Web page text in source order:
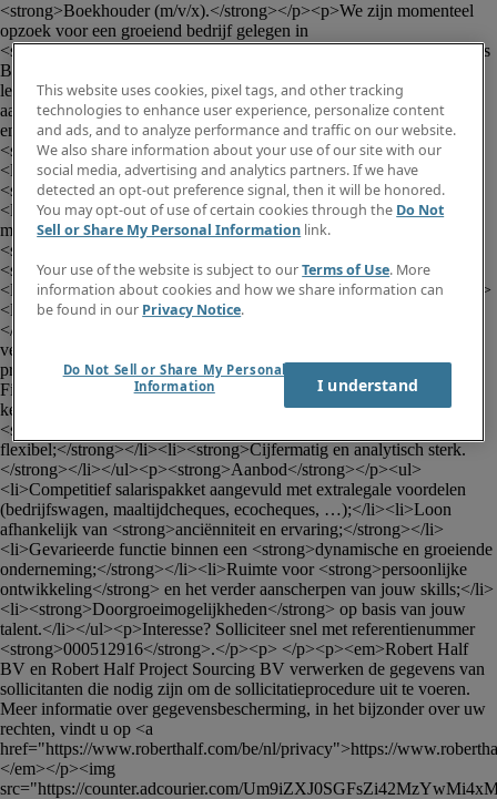
<strong>Boekhouder (m/v/x).</strong></p><p>We zijn momenteel
opzoek voor een groeiend bedrijf gelegen in
<strong>Desteldonk</strong>.</p><p><strong>Jouw takenpakket als
Boekhouder</strong></p><ul><li>Klanten-en
leveranciersboekhouiding;</li><li>Uitvoeren van de <strong>btw-
aangiftes;</strong></li><li>Opstellen van <strong>Intrastat</strong>
en <strong>IC-listings;</strong></li><li>Verantwoordelijk voor de
<strong>maandelijkse- en jaarlijkse afsluitingen;</strong></li>
<li>Voorbereiden van de audits;</li><li>Opmaken van
<strong>verslagen voor de raad van bestuur;</strong></li>
<li>Opstellen en analyseren van <strong>prijscalculaties en
margeberekeningen;</strong></li><li>Controleren en valideren van
<strong>Bill of Materials (BOM);</strong></li><li>Uitwerken van
<strong>rapporteringen</strong> (kosten, marges, afwijkingen);</li>
<li><strong>Opvolgen van contracten</strong> met leveranciers;</li>
<li>Monitoren en actualiseren van <strong>inkoopprijzen;</strong>
</li><li>Actief <strong>meedenken over procesoptimalisatie en
vereenvoudiging.</strong></li></ul><p><strong>Jouw
profiel</strong></p><ul><li>Bachelor <strong>Accountancy-
Fiscaliteit</strong> of gelijkwaardig door ervaring;</li><li>Sterke
kennis <strong>Nederlands</strong> en goede kennis
<strong>Engels;</strong></li><li><strong>Gedreven, leergierig en
flexibel;</strong></li><li><strong>Cijfermatig en analytisch sterk.
</strong></li></ul><p><strong>Aanbod</strong></p><ul>
<li>Competitief salarispakket aangevuld met extralegale voordelen
(bedrijfswagen, maaltijdcheques, ecocheques, …);</li><li>Loon
afhankelijk van <strong>anciënniteit en ervaring;</strong></li>
<li>Gevarieerde functie binnen een <strong>dynamische en groeiende
onderneming;</strong></li><li>Ruimte voor <strong>persoonlijke
ontwikkeling</strong> en het verder aanscherpen van jouw skills;</li>
<li><strong>Doorgroeimogelijkheden</strong> op basis van jouw
talent.</li></ul><p>Interesse? Solliciteer snel met referentienummer
<strong>000512916</strong>.</p><p> </p><p><em>Robert Half
BV en Robert Half Project Sourcing BV verwerken de gegevens van
sollicitanten die nodig zijn om de sollicitatieprocedure uit te voeren.
Meer informatie over gegevensbescherming, in het bijzonder over uw
rechten, vindt u op <a
href="https://www.roberthalf.com/be/nl/privacy">https://
</em></p><img
src="https://counter.adcourier.com/
This website uses cookies, pixel tags, and other tracking
technologies to enhance user experience, personalize content
and ads, and to analyze performance and traffic on our website.
We also share information about your use of our site with our
social media, advertising and analytics partners. If we have
detected an opt-out preference signal, then it will be honored.
You may opt-out of use of certain cookies through the Do Not
Sell or Share My Personal Information link.
Your use of the website is subject to ourTerms of Use. More
information about cookies and how we share information can
be found in our Privacy Notice.
Do Not Sell or Share My Personal
Information
I understand